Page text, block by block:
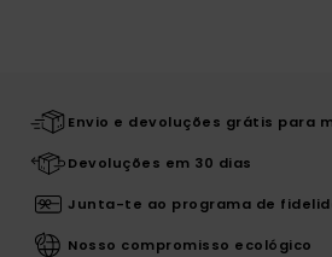
Envio e devoluções grátis para
Devoluções em 30 dias
Junta-te ao programa de
Nosso compromisso ecológico